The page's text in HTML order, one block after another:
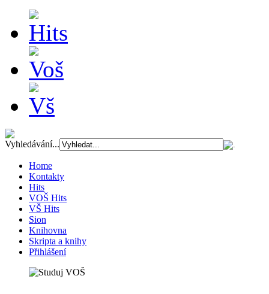
Vyhledávání...
Home
Kontakty
Hits
VOŠ Hits
VŠ Hits
Sion
Knihovna
Skripta a knihy
Přihlášení